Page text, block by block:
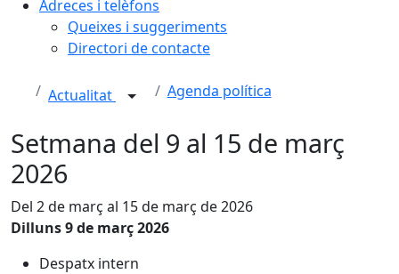
Adreces i telèfons
Queixes i suggeriments
Directori de contacte
Actualitat Agenda política
Setmana del 9 al 15 de març
2026
Del 2 de març al 15 de març de 2026
Dilluns 9 de març 2026
Despatx intern